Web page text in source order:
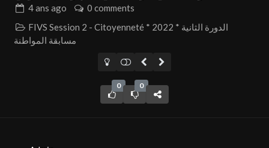
4 ans ago
0 comments
FIVS Session 2 - Citoyenneté * 2022 * الدورة الثانية
مسابقة المواطنة
0 0